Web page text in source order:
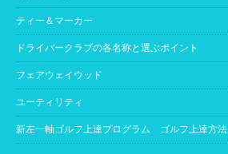
ティー＆マーカー
ドライバークラブの各名称と選ぶポイント
フェアウェイウッド
ユーティリティ
新左一軸ゴルフ上達プログラム ゴルフ上達方法